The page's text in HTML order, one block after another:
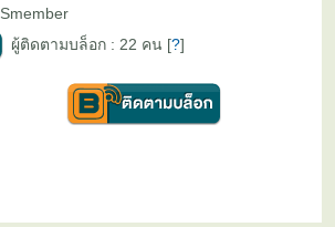
Smember
ผู้ติดตามบล็อก : 22 คน [?]